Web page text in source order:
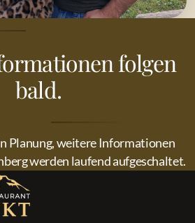
folgen
bald.
Planung, weitere Informationen
werden laufend aufgeschaltet.